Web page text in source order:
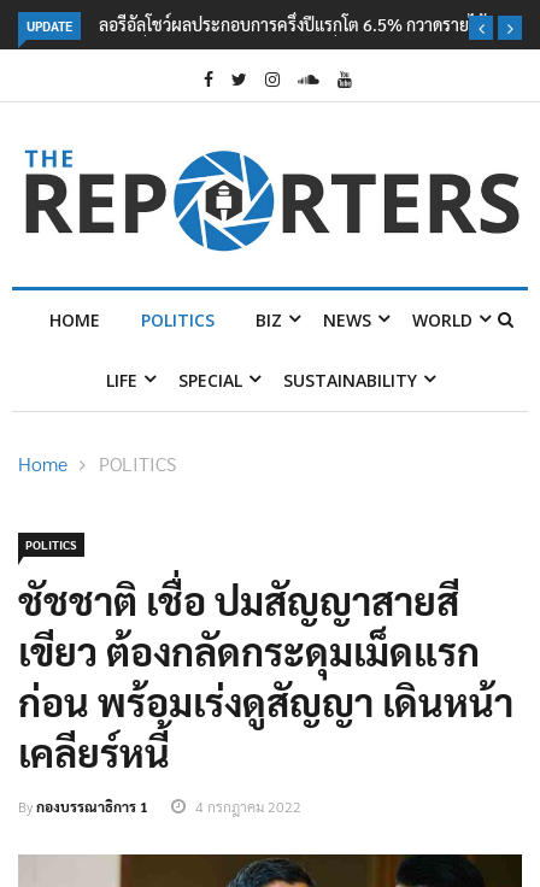
UPDATE
ลอรีอัลโชว์ผลประกอบการครึ่งปีแรกโต 6.5% กวาดรายได้ 2.3 หมื่นล้านยูโร
คว้าไลเซนส์ ‘กุชชี่’ 50 ปี พร้อมส่ง 4 แบรนด์ใหม่บุกตลาดไทย
POLITICS BIZ NEWS WORLD
POLITICS
ชัชชาติ เชื่อ ปมสัญญาสายสี
เขียว ต้องกลัดกระดุมเม็ดแรก
ก่อน พร้อมเร่งดูสัญญา เดินหน้า
เคลียร์หนี้
Byกองบรรณาธิการ 1 4 กรกฎาคม 2022